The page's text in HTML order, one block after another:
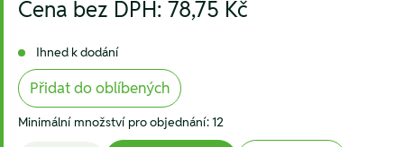
Cena bez DPH: 78,75 Kč
Ihned k dodání
Přidat do oblíbených
Minimální množství pro objednání: 12